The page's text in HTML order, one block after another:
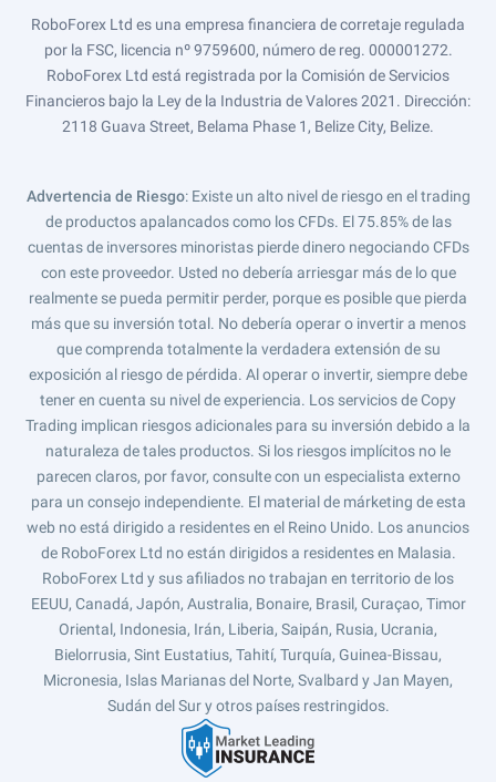
RoboForex Ltd es una empresa financiera de corretaje regulada
por la FSC, licencia nº 9759600, número de reg. 000001272.
RoboForex Ltd está registrada por la Comisión de Servicios
Financieros bajo la Ley de la Industria de Valores 2021. Dirección:
2118 Guava Street, Belama Phase 1, Belize City, Belize.
Advertencia de Riesgo: Existe un alto nivel de riesgo en el trading
de productos apalancados como los CFDs. El 75.85% de las
cuentas de inversores minoristas pierde dinero negociando CFDs
con este proveedor. Usted no debería arriesgar más de lo que
realmente se pueda permitir perder, porque es posible que pierda
más que su inversión total. No debería operar o invertir a menos
que comprenda totalmente la verdadera extensión de su
exposición al riesgo de pérdida. Al operar o invertir, siempre debe
tener en cuenta su nivel de experiencia. Los servicios de Copy
Trading implican riesgos adicionales para su inversión debido a la
naturaleza de tales productos. Si los riesgos implícitos no le
parecen claros, por favor, consulte con un especialista externo
para un consejo independiente. El material de márketing de esta
web no está dirigido a residentes en el Reino Unido. Los anuncios
de RoboForex Ltd no están dirigidos a residentes en Malasia.
RoboForex Ltd y sus afiliados no trabajan en territorio de los
EEUU, Canadá, Japón, Australia, Bonaire, Brasil, Curaçao, Timor
Oriental, Indonesia, Irán, Liberia, Saipán, Rusia, Ucrania,
Bielorrusia, Sint Eustatius, Tahití, Turquía, Guinea-Bissau,
Micronesia, Islas Marianas del Norte, Svalbard y Jan Mayen,
Sudán del Sur y otros países restringidos.